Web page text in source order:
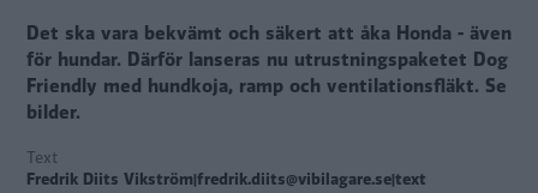
Det ska vara bekvämt och säkert att åka Honda - även
för hundar. Därför lanseras nu utrustningspaketet Dog
Friendly med hundkoja, ramp och ventilationsfläkt. Se
bilder.
Text
Fredrik Diits Vikström|fredrik.diits@vibilagare.se|text